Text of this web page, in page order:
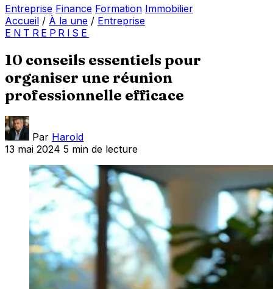
Entreprise Finance Formation Immobilier
Accueil / À la une / Entreprise
ENTREPRISE
10 conseils essentiels pour
organiser une réunion
professionnelle efficace
Par Harold
13 mai 2024 5 min de lecture